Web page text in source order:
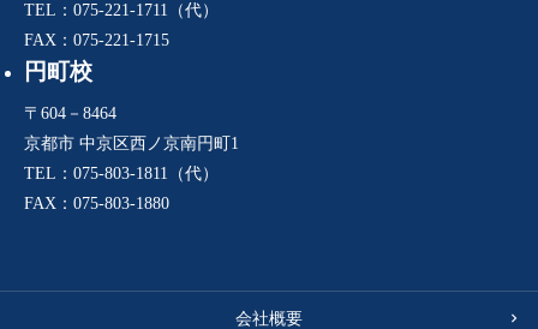
TEL：075-221-1711（代）
FAX：075-221-1715
円町校
〒604－8464
京都市 中京区西ノ京南円町1
TEL：075-803-1811（代）
FAX：075-803-1880
会社概要